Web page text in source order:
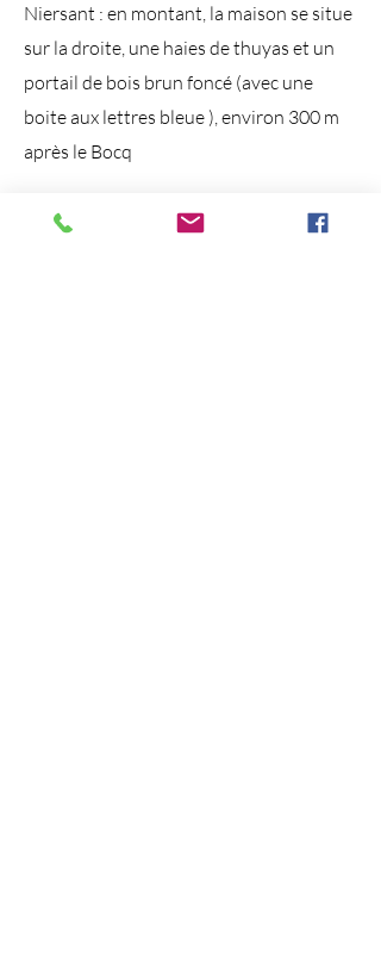
Niersant : en montant, la maison se situe
sur la droite, une haies de thuyas et un
portail de bois brun foncé (avec une
boite aux lettres bleue ), environ 300 m
après le Bocq
Si vous arrivez par le haut du Chemin de